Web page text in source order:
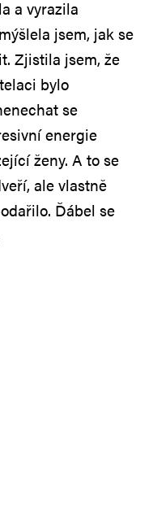
a vyrazila
jsem, jak se
Zjistila jsem, že
bylo
se
energie
ženy. A to se
ale vlastně
Ďábel se